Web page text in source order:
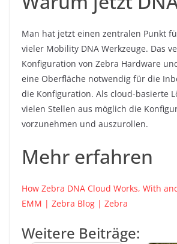
Man hat jetzt einen zentralen Punkt
vieler Mobility DNA Werkzeuge. Das
Konfiguration von Zebra Hardware
eine Oberfläche notwendig für die
die Konfiguration. Als cloud-basierte
vielen Stellen aus möglich die
vorzunehmen und auszurollen.
Mehr erfahren
How Zebra DNA Cloud Works, With
EMM | Zebra Blog | Zebra
Weitere Beiträge: